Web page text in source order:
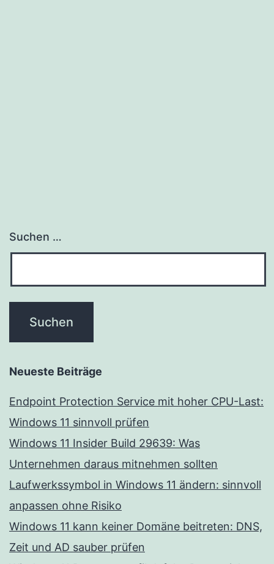
Suchen …
Neueste Beiträge
Endpoint Protection Service mit hoher CPU-Last:
Windows 11 sinnvoll prüfen
Windows 11 Insider Build 29639: Was
Unternehmen daraus mitnehmen sollten
Laufwerkssymbol in Windows 11 ändern: sinnvoll
anpassen ohne Risiko
Windows 11 kann keiner Domäne beitreten: DNS,
Zeit und AD sauber prüfen